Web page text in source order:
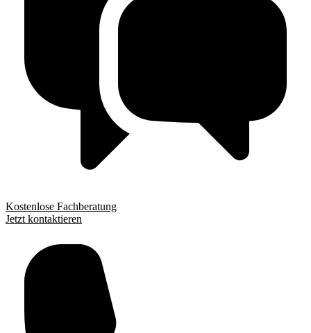
Kostenlose Fachberatung
Jetzt kontaktieren